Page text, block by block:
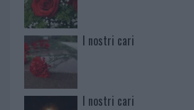
I nostri cari
I nostri cari